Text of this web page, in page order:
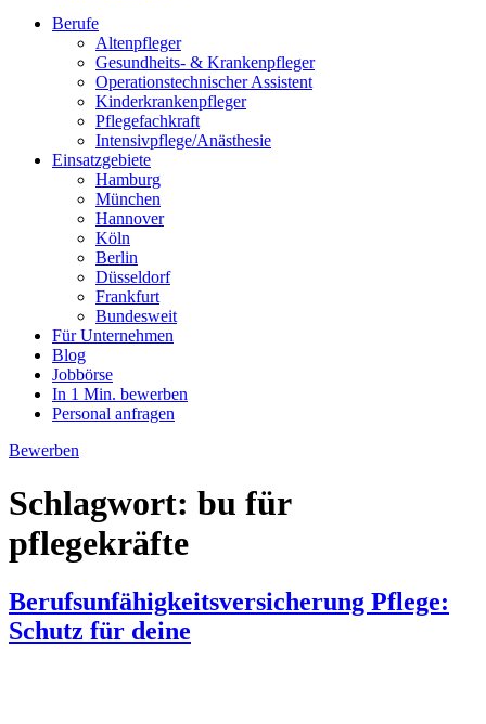
Berufe
Altenpfleger
Gesundheits- & Krankenpfleger
Operationstechnischer Assistent
Kinderkrankenpfleger
Pflegefachkraft
Intensivpflege/Anästhesie
Einsatzgebiete
Hamburg
München
Hannover
Köln
Berlin
Düsseldorf
Frankfurt
Bundesweit
Für Unternehmen
Blog
Jobbörse
In 1 Min. bewerben
Personal anfragen
Bewerben
Schlagwort: bu für
pflegekräfte
Berufsunfähigkeitsversicherung Pflege:
Schutz für deine